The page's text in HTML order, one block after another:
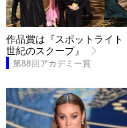
作品賞は『スポットライト
世紀のスクープ』
第88回アカデミー賞